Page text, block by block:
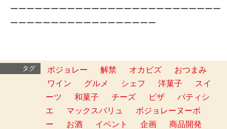
ーーーーーーーーーーーーーーーーーーーーーーーーーー
ーーーーーーーーーーーーーーーーーー
タグ ボジョレー 解禁 オカビズ
おつまみ
ワイン
グルメ シェフ 洋菓子
スイ
ーツ
和菓子 チーズ ピザ
パティシ
エ
マックスバリュ
ボジョレーヌーボ
ー
お酒 イベント 企画
商品開発